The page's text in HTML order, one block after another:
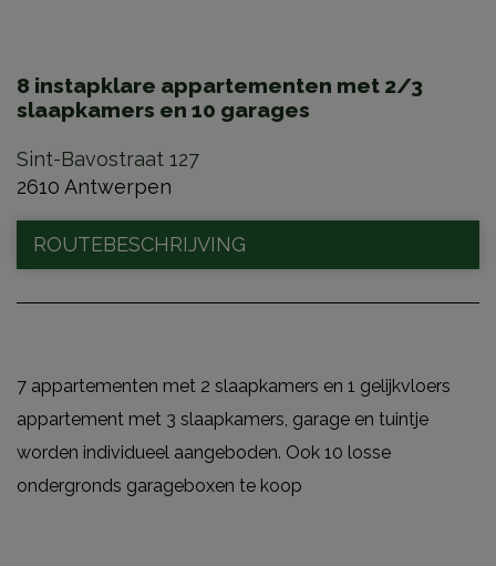
8 instapklare appartementen met 2/3
slaapkamers en 10 garages
Sint-Bavostraat 127
2610 Antwerpen
ROUTEBESCHRIJVING
7 appartementen met 2 slaapkamers en 1 gelijkvloers
appartement met 3 slaapkamers, garage en tuintje
worden individueel aangeboden. Ook 10 losse
ondergronds garageboxen te koop